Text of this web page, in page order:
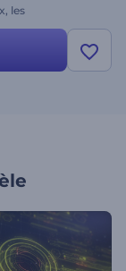
les
et bien plus
concurrents.